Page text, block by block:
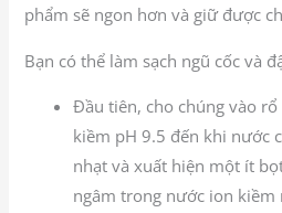
phẩm sẽ ngon hơn và giữ được
Bạn có thể làm sạch ngũ cốc và
Đầu tiên, cho chúng vào
kiềm pH 9.5 đến khi nước
nhạt và xuất hiện một ít
ngâm trong nước ion